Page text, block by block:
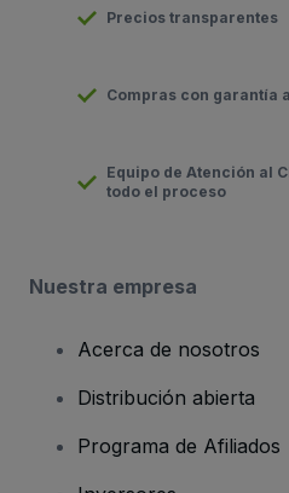
Precios transparentes
Compras con garantía
Equipo de Atención al
todo el proceso
Nuestra empresa
Acerca de nosotros
Distribución abierta
Programa de Afiliados